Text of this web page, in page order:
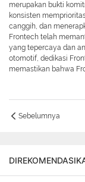
merupakan bukti
konsisten
canggih, dan
Frontech telah
yang tepercaya dan
otomotif, dedikasi
memastikan bahwa
Sebelumnya